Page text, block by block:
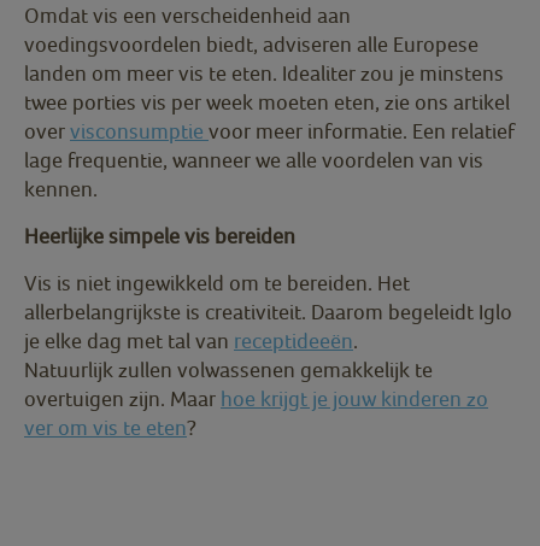
Omdat vis een verscheidenheid aan
voedingsvoordelen biedt, adviseren alle Europese
landen om meer vis te eten. Idealiter zou je minstens
twee porties vis per week moeten eten, zie ons artikel
overvisconsumptie voor meer informatie. Een relatief
lage frequentie, wanneer we alle voordelen van vis
kennen.
Heerlijke simpele vis bereiden
Vis is niet ingewikkeld om te bereiden. Het
allerbelangrijkste is creativiteit. Daarom begeleidt Iglo
je elke dag met tal van receptideeën.
Natuurlijk zullen volwassenen gemakkelijk te
overtuigen zijn. Maar hoe krijgt je jouw kinderen zo
ver om vis te eten?